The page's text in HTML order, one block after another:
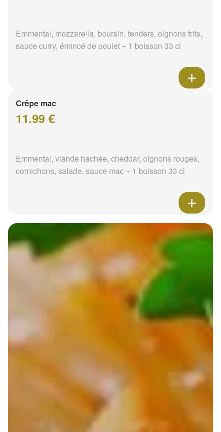
Emmental, mozzarella, boursin, tenders, oignons frits,
sauce curry, émincé de poulet + 1 boisson 33 cl
Crêpe mac
11.99 €
Emmental, viande hachée, cheddar, oignons rouges,
cornichons, salade, sauce mac + 1 boisson 33 cl